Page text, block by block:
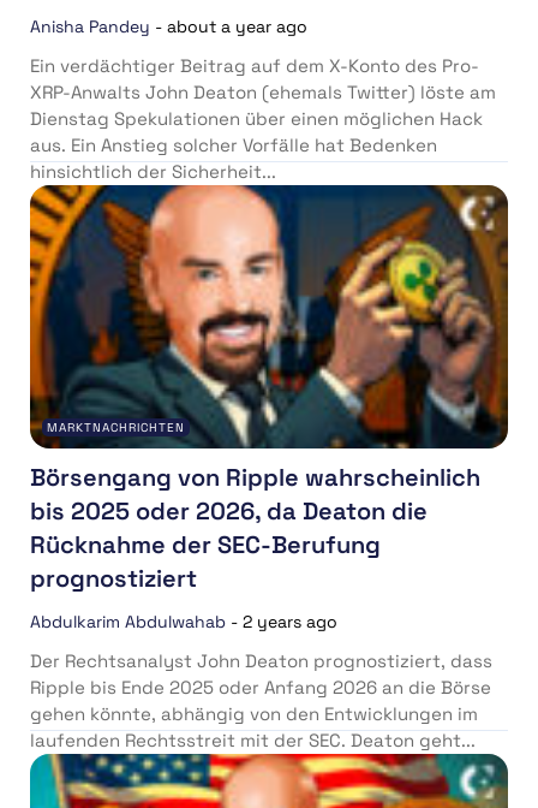
Anisha Pandey - about a year ago
Ein verdächtiger Beitrag auf dem X-Konto des Pro-
XRP-Anwalts John Deaton (ehemals Twitter) löste am
Dienstag Spekulationen über einen möglichen Hack
aus. Ein Anstieg solcher Vorfälle hat Bedenken
hinsichtlich der Sicherheit...
MARKTNACHRICHTEN
Börsengang von Ripple wahrscheinlich
bis 2025 oder 2026, da Deaton die
Rücknahme der SEC-Berufung
prognostiziert
Abdulkarim Abdulwahab - 2 years ago
Der Rechtsanalyst John Deaton prognostiziert, dass
Ripple bis Ende 2025 oder Anfang 2026 an die Börse
gehen könnte, abhängig von den Entwicklungen im
laufenden Rechtsstreit mit der SEC. Deaton geht...